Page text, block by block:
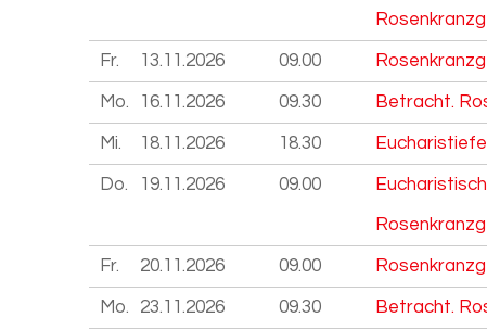
Fr. 13.11.2026 09.00
Mo. 16.11.2026 09.30 Betracht.
Mi. 18.11.2026 18.30
Do. 19.11.2026 09.00
Fr. 20.11.2026 09.00
Mo. 23.11.2026 09.30 Betracht.